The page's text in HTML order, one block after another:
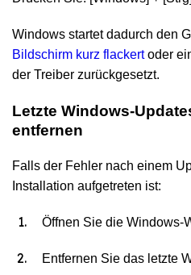
Windows startet dadurch den
Bildschirm kurz flackertoder
der Treiber zurückgesetzt.
Letzte Windows-
entfernen
Falls der Fehler nach einem
Installation aufgetreten ist:
Öffnen Sie die Windows-
Entfernen Sie das letzte